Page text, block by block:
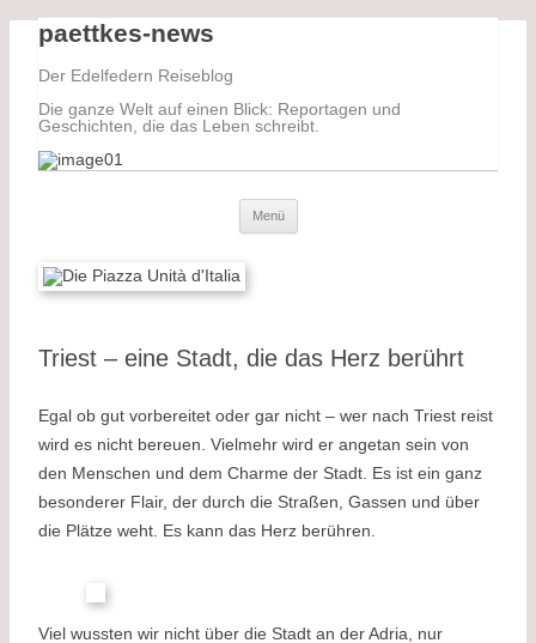
paettkes-news
Der Edelfedern Reiseblog
Die ganze Welt auf einen Blick: Reportagen und
Geschichten, die das Leben schreibt.
Paettkes News
Der Edelfedern Reiseblog – Die ganze
Welt auf einen Blick. Reportagen, Texte
Menü
Triest – eine Stadt, die das Herz berührt
Egal ob gut vorbereitet oder gar nicht – wer nach Triest reist
wird es nicht bereuen. Vielmehr wird er angetan sein von
den Menschen und dem Charme der Stadt. Es ist ein ganz
besonderer Flair, der durch die Straßen, Gassen und über
die Plätze weht. Es kann das Herz berühren.
Viel wussten wir nicht über die Stadt an der Adria, nur